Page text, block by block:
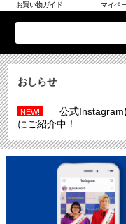
お買い物ガイド マイペ
おしらせ
NEW!
公式Instagram
にご紹介中！